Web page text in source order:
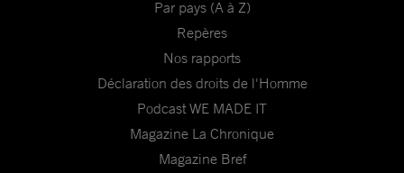
Par pays (A à Z)
Repères
Nos rapports
Déclaration des droits de l'Homme
Podcast WE MADE IT
Magazine La Chronique
Magazine Bref